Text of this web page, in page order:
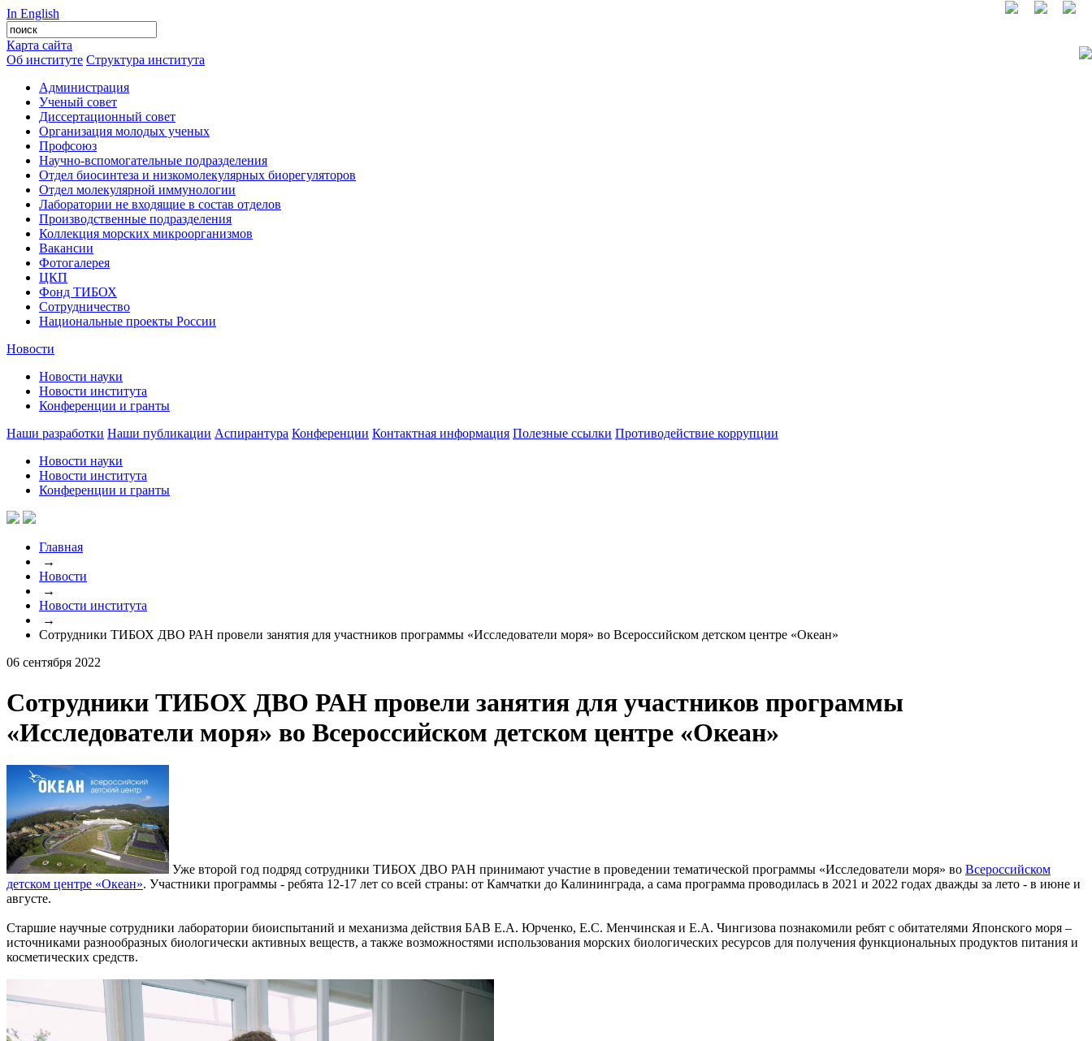
In English
Карта сайта
Об институте Структура института
Администрация
Ученый совет
Диссертационный совет
Организация молодых ученых
Профсоюз
Научно-вспомогательные подразделения
Отдел биосинтеза и низкомолекулярных биорегуляторов
Отдел молекулярной иммунологии
Лаборатории не входящие в состав отделов
Производственные подразделения
Коллекция морских микроорганизмов
Вакансии
Фотогалерея
ЦКП
Фонд ТИБОХ
Сотрудничество
Национальные проекты России
Новости
Новости науки
Новости института
Конференции и гранты
Наши разработки Наши публикации Аспирантура Конференции Контактная информация Полезные ссылки Противодействие коррупции
Новости науки
Новости института
Конференции и гранты
Главная
→
Новости
→
Новости института
→
Сотрудники ТИБОХ ДВО РАН провели занятия для участников программы «Исследователи моря» во Всероссийском детском центре «Океан»
06 сентября 2022
Сотрудники ТИБОХ ДВО РАН провели занятия для участников программы
«Исследователи моря» во Всероссийском детском центре «Океан»
Уже второй год подряд сотрудники ТИБОХ ДВО РАН принимают участие в проведении тематической программы «Исследователи моря» во Всероссийском
детском центре «Океан». Участники программы - ребята 12-17 лет со всей страны: от Камчатки до Калининграда, а сама программа проводилась в 2021 и 2022 годах дважды за лето - в июне и
августе.
Старшие научные сотрудники лаборатории биоиспытаний и механизма действия БАВ Е.А. Юрченко, Е.С. Менчинская и Е.А. Чингизова познакомили ребят с обитателями Японского моря –
источниками разнообразных биологически активных веществ, а также возможностями использования морских биологических ресурсов для получения функциональных продуктов питания и
косметических средств.